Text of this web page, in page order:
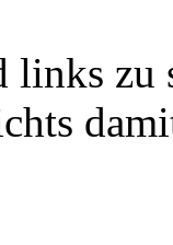
links zu